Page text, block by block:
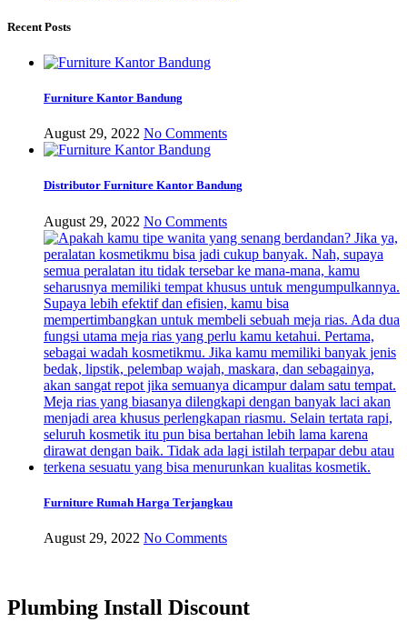
Recent Posts
Furniture Kantor Bandung
August 29, 2022 No Comments
Distributor Furniture Kantor Bandung
August 29, 2022 No Comments
Furniture Rumah Harga Terjangkau
August 29, 2022 No Comments
Plumbing Install Discount